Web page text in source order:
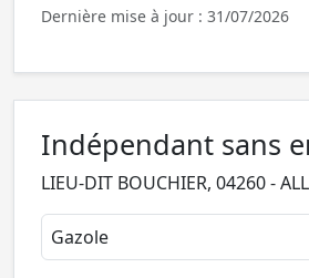
Dernière mise à jour : 31/07/2026
Indépendant sans
LIEU-DIT BOUCHIER, 04260 -
Gazole